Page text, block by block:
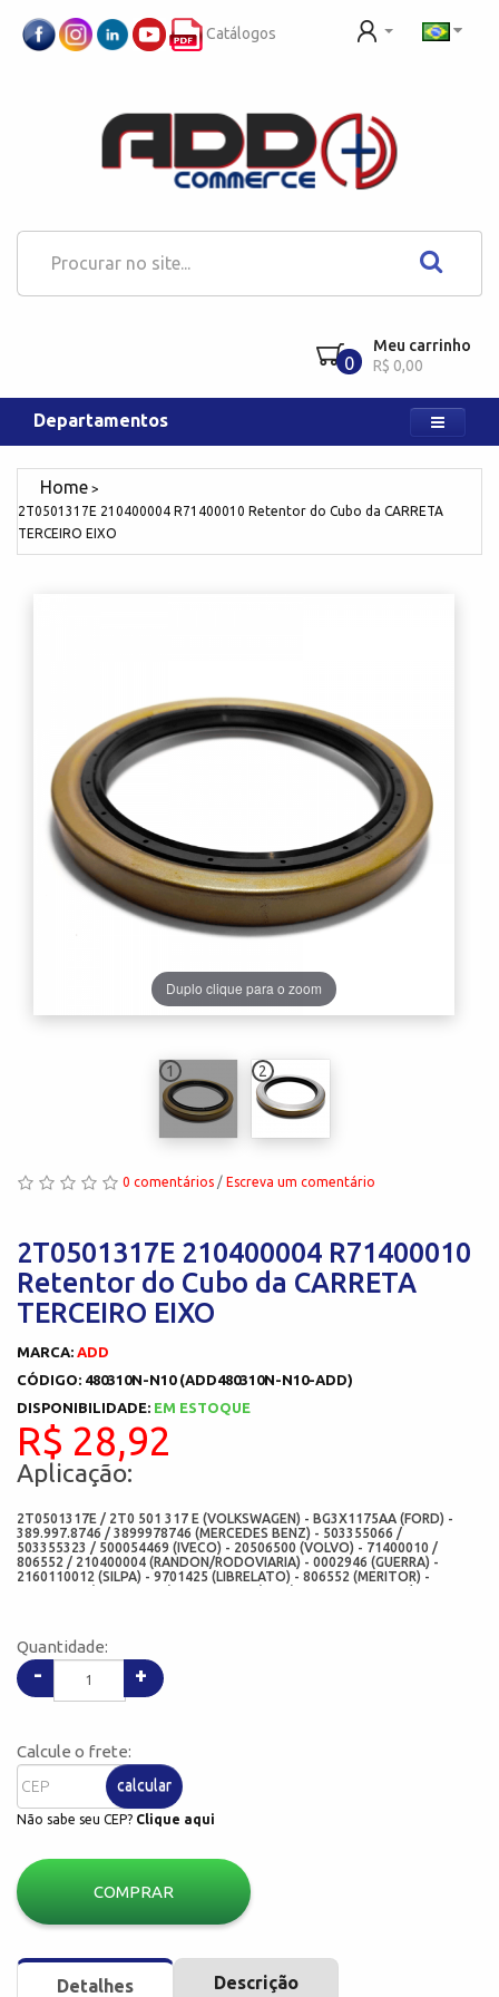
Catálogos
0
Meu carrinho
R$ 0,00
Departamentos
2T0501317E 210400004 R71400010 Retentor do Cubo da CARRETA
TERCEIRO EIXO
1 2
Duplo clique para o zoom
0 comentários / Escreva um comentário
2T0501317E 210400004 R71400010
Retentor do Cubo da CARRETA
TERCEIRO EIXO
MARCA: ADD
CÓDIGO: 480310N-N10 (ADD480310N-N10-ADD)
DISPONIBILIDADE: EM ESTOQUE
R$ 28,92
Aplicação:
2T0501317E / 2T0 501 317 E (VOLKSWAGEN) - BG3X1175AA (FORD) -
389.997.8746 / 3899978746 (MERCEDES BENZ) - 503355066 /
503355323 / 500054469 (IVECO) - 20506500 (VOLVO) - 71400010 /
806552 / 210400004 (RANDON/RODOVIARIA) - 0002946 (GUERRA) -
2160110012 (SILPA) - 9701425 (LIBRELATO) - 806552 (MERITOR) -
R71400010 (SUSPENSYS) - 13158-N10 (CHO) - 6020 350 861 4 /
00310-N10-VW (ADD)
Quantidade:
- +
Calcule o frete:
calcular
Não sabe seu CEP? Clique aqui
COMPRAR
Detalhes Descrição